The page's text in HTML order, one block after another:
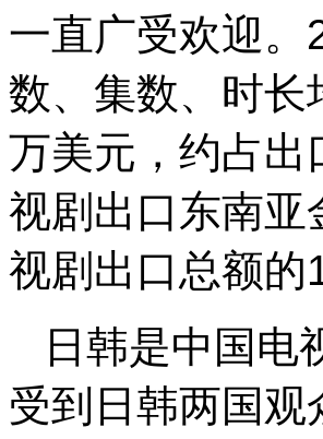
一直广受欢迎
数、集数、时长
万美元，约占
视剧出口东南亚
视剧出口总额的
日韩是中国电
受到日韩两国